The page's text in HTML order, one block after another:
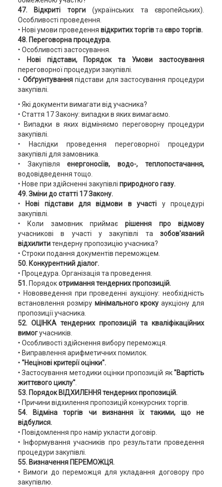
47. Відкриті торги(українських та європейських).
Особливості проведення.
• Нові умови проведення відкритих торгівтаєвро торгів.
48. Переговорна процедура.
• Особливості застосування.
•
Нові підстави, Порядок та Умови застосування
переговорної процедури закупівлі.
• Обґрунтуванняпідстави для застосування процедури
закупівлі.
• Які документи вимагати від учасника?
• Стаття 17 Закону: випадки в яких вимагаємо.
• Випадки в яких відміняємо переговорну процедури
закупівлі.
• Наслідки проведення переговорної процедури
закупівлі для замовника.
• Закупівляенергоносіїв, водо-, теплопостачання,
водовідведення тощо.
• Нове при здійсненні закупівлі природного газу.
49. Зміни до статті 17 Закону.
•
Нові підстави для відмови в участі у процедурі
закупівлі.
• Коли замовник приймаєрішення про відмову
учасникові в участі у закупівлі тазобов'язаний
відхилититендерну пропозицію учасника?
• Строки подання документів переможцем.
50. Конкурентний діалог.
• Процедура. Організація та проведення.
51. Порядокотримання тендерних пропозицій.
• Нововведення при проведенні аукціону: необхідність
встановлення розміру мінімального крокуаукціону для
пропозиції учасника.
52. ОЦІНКА тендерних пропозицій та кваліфікаційних
вимогучасників.
• Особливості здійснення вибору переможця.
• Виправлення арифметичних помилок.
• "Нецінові критерії оцінки".
• Застосування методики оцінки пропозицій як"Вартість
життєвого циклу".
53. Порядок ВІДХИЛЕННЯ тендерних пропозицій.
• Причини відхилення пропозицій конкурсних торгів.
54. Відміна торгів чи визнання їх такими, що не
відбулися.
• Повідомлення про намір укласти договір.
• Інформування учасників про результати проведення
процедури закупівлі.
55. Визначення ПЕРЕМОЖЦЯ.
• Вимоги до переможця для укладання договору про
закупівлю.